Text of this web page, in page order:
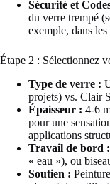
Sécurité et
du verre trempé
exemple, dans
Étape 2 : Sélectionnez
Type de verre :
projets) vs. Clair
Épaisseur : 4-6
pour une
applications
Travail de bord :
« eau »), ou
Soutien :